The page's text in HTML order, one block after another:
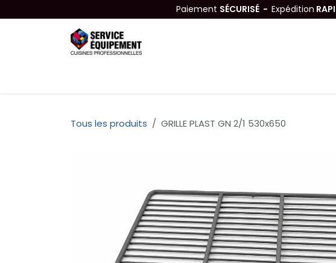
Paiement SÉCURISÉ - Expédition
Tous les produits GRILLE PLAST GN 2/1 530x650